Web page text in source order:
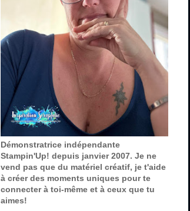
Démonstratrice indépendante
Stampin'Up! depuis janvier 2007. Je ne
vend pas que du matériel créatif, je t'aide
à créer des moments uniques pour te
connecter à toi-même et à ceux que tu
aimes!